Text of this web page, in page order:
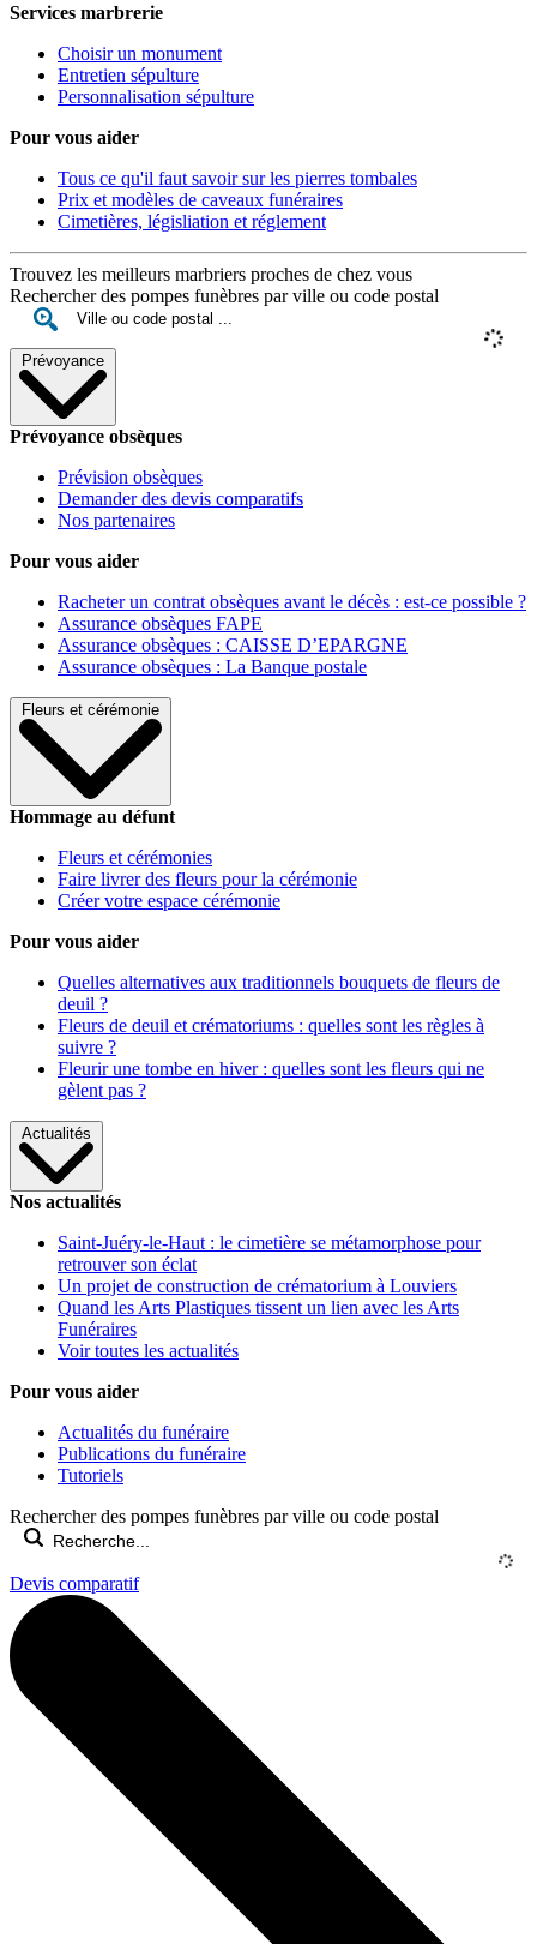
Services marbrerie
Choisir un monument
Entretien sépulture
Personnalisation sépulture
Pour vous aider
Tous ce qu'il faut savoir sur les pierres tombales
Prix et modèles de caveaux funéraires
Cimetières, législiation et réglement
Trouvez les meilleurs marbriers proches de chez vous
Rechercher des pompes funèbres par ville ou code postal
Prévoyance
Prévoyance obsèques
Prévision obsèques
Demander des devis comparatifs
Nos partenaires
Pour vous aider
Racheter un contrat obsèques avant le décès : est-ce possible ?
Assurance obsèques FAPE
Assurance obsèques : CAISSE D’EPARGNE
Assurance obsèques : La Banque postale
Fleurs et cérémonie
Hommage au défunt
Fleurs et cérémonies
Faire livrer des fleurs pour la cérémonie
Créer votre espace cérémonie
Pour vous aider
Quelles alternatives aux traditionnels bouquets de fleurs de
deuil ?
Fleurs de deuil et crématoriums : quelles sont les règles à
suivre ?
Fleurir une tombe en hiver : quelles sont les fleurs qui ne
gèlent pas ?
Actualités
Nos actualités
Saint-Juéry-le-Haut : le cimetière se métamorphose pour
retrouver son éclat
Un projet de construction de crématorium à Louviers
Quand les Arts Plastiques tissent un lien avec les Arts
Funéraires
Voir toutes les actualités
Pour vous aider
Actualités du funéraire
Publications du funéraire
Tutoriels
Rechercher des pompes funèbres par ville ou code postal
Devis comparatif